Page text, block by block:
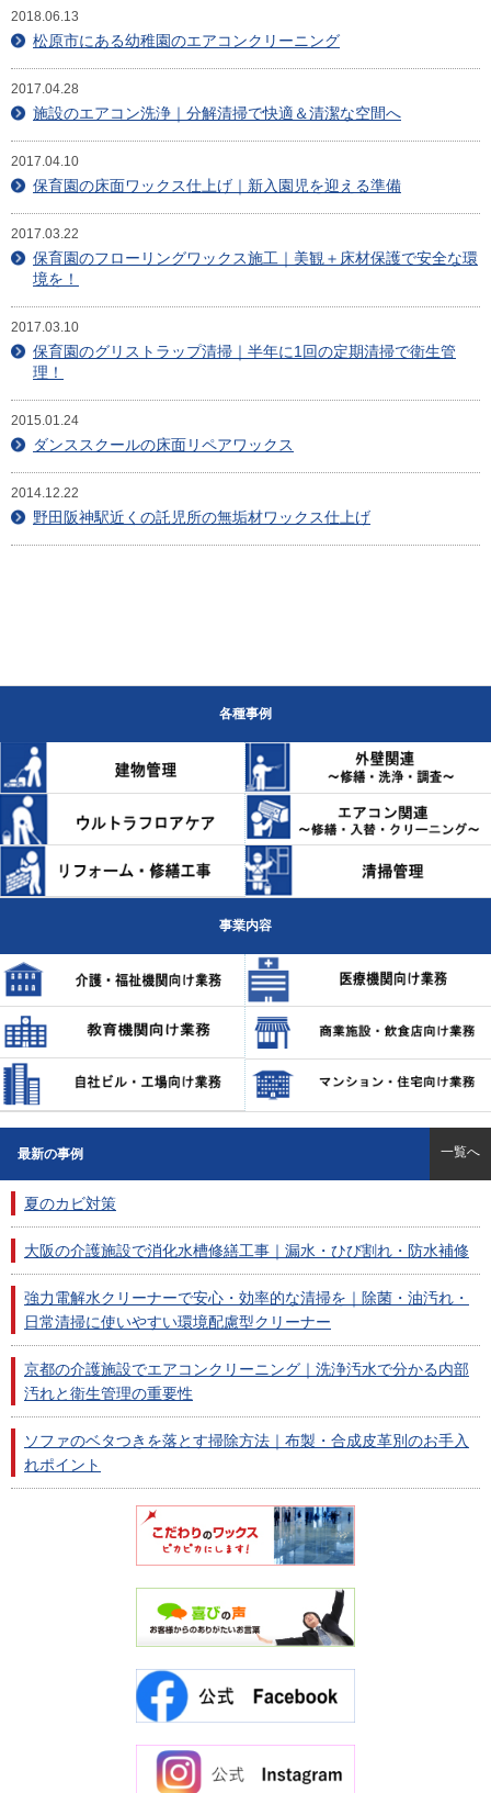
2018.06.13
松原市にある幼稚園のエアコンクリーニング
2017.04.28
施設のエアコン洗浄｜分解清掃で快適＆清潔な空間へ
2017.04.10
保育園の床面ワックス仕上げ｜新入園児を迎える準備
2017.03.22
保育園のフローリングワックス施工｜美観＋床材保護で安全な環
境を！
2017.03.10
保育園のグリストラップ清掃｜半年に1回の定期清掃で衛生管
理！
2015.01.24
ダンススクールの床面リペアワックス
2014.12.22
野田阪神駅近くの託児所の無垢材ワックス仕上げ
各種事例
事業内容
最新の事例 一覧へ
夏のカビ対策
大阪の介護施設で消化水槽修繕工事｜漏水・ひび割れ・防水補修
強力電解水クリーナーで安心・効率的な清掃を｜除菌・油汚れ・
日常清掃に使いやすい環境配慮型クリーナー
京都の介護施設でエアコンクリーニング｜洗浄汚水で分かる内部
汚れと衛生管理の重要性
ソファのベタつきを落とす掃除方法｜布製・合成皮革別のお手入
れポイント